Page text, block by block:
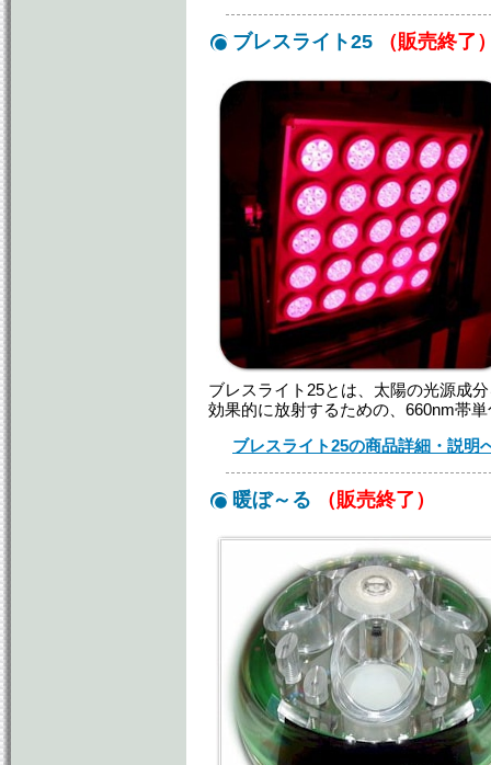
ブレスライト25 （販売終了
ブレスライト25とは、太陽の光源成
効果的に放射するための、660nm帯
ブレスライト25の商品詳細・説明
暖ぼ～る （販売終了）